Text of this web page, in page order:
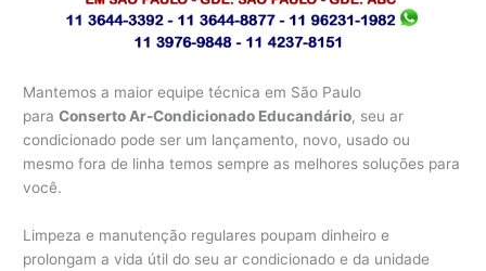
Mantemos a maior equipe técnica em São Paulo
paraConserto Ar-Condicionado Educandário, seu ar
condicionado pode ser um lançamento, novo, usado ou
mesmo fora de linha temos sempre as melhores soluções para
você.
Limpeza e manutenção regulares poupam dinheiro e
prolongam a vida útil do seu ar condicionado e da unidade